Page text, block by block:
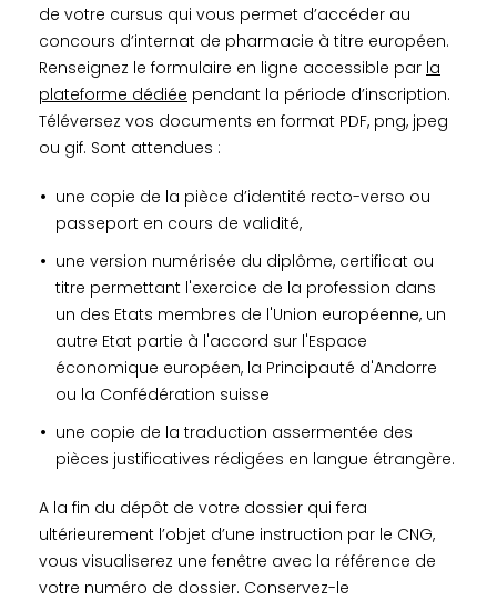
de votre cursus qui vous permet d’accéder au
concours d’internat de pharmacie à titre européen.
Renseignez le formulaire en ligne accessible par la
plateforme dédiée pendant la période d’inscription.
Téléversez vos documents en format PDF, png, jpeg
ou gif. Sont attendues :
une copie de la pièce d’identité recto-verso ou
passeport en cours de validité,
une version numérisée du diplôme, certificat ou
titre permettant l'exercice de la profession dans
un des Etats membres de l'Union européenne, un
autre Etat partie à l'accord sur l'Espace
économique européen, la Principauté d'Andorre
ou la Confédération suisse
une copie de la traduction assermentée des
pièces justificatives rédigées en langue étrangère.
A la fin du dépôt de votre dossier qui fera
ultérieurement l’objet d’une instruction par le CNG,
vous visualiserez une fenêtre avec la référence de
votre numéro de dossier. Conservez-le